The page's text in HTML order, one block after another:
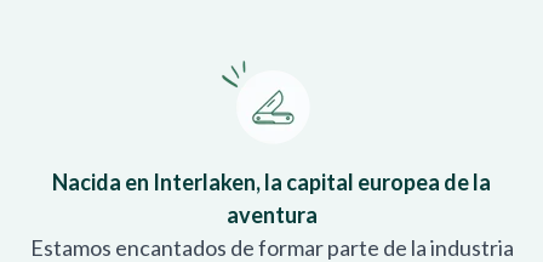
Nacida en Interlaken, la capital europea de la
aventura
Estamos encantados de formar parte de la industria